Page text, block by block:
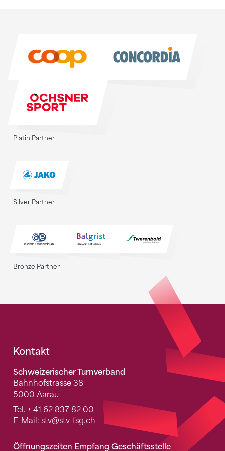
Platin Partner
Silver Partner
Bronze Partner
Fusszeile
Kontakt
Schweizerischer Turnverband
Bahnhofstrasse 38
5000 Aarau
Tel. + 41 62 837 82 00
E-Mail: stv@stv-fsg.ch
Öffnungszeiten Empfang Geschäftsstelle